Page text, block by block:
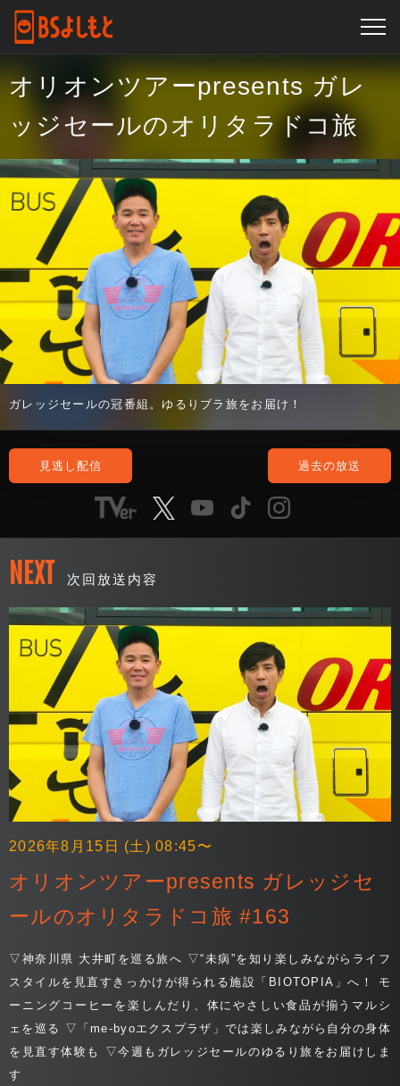
オリオンツアーpresents ガレ
ッジセールのオリタラドコ旅
ガレッジセールの冠番組。ゆるりブラ旅をお届け！
見逃し配信 過去の放送
NEXT 次回放送内容
2026年8月15日 (土) 08:45〜
オリオンツアーpresents ガレッジセ
ールのオリタラドコ旅 #163
▽神奈川県 大井町を巡る旅へ ▽“未病”を知り楽しみながらライフ
スタイルを見直すきっかけが得られる施設「BIOTOPIA」へ！ モ
ーニングコーヒーを楽しんだり、体にやさしい食品が揃うマルシ
ェを巡る ▽「me-byoエクスプラザ」では楽しみながら自分の身体
を見直す体験も ▽今週もガレッジセールのゆるり旅をお届けしま
す